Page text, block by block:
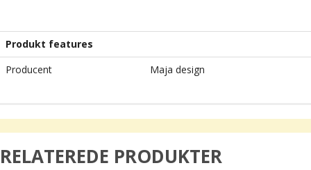
Produkt features
Producent
Maja design
RELATEREDE PRODUKTER